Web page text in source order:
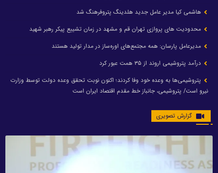
هاشمی کیا مدیر عامل جدید هلدینگ پتروفرهنگ شد
محدودیت های پروازی تهران قم و مشهد در زمان تشییع پیکر رهبر شهید
مدیرعامل پارسان: همه مجتمع‌های اوره‌ساز در مدار تولید هستند
درآمد پتروشیمی اروند از ۳۵ همت عبور کرد
پتروشیمی‌ها به وعده خود وفا کردند؛ اکنون نوبت تحقق وعده دولت توسط وزارت
نیرو است/ پتروشیمی، جانباز خط مقدم اقتصاد ایران است
گزارش تصویری